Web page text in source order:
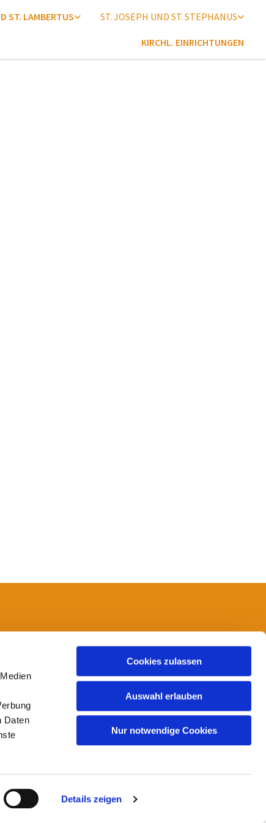
Daten
Details zeigen
Cookies zulassen
Auswahl erlauben
Nur notwendige Cookies
ST. LAMBERTUS ST. JOSEPH UND ST. STEPHANUS
KIRCHL. EINRICHTUNGEN